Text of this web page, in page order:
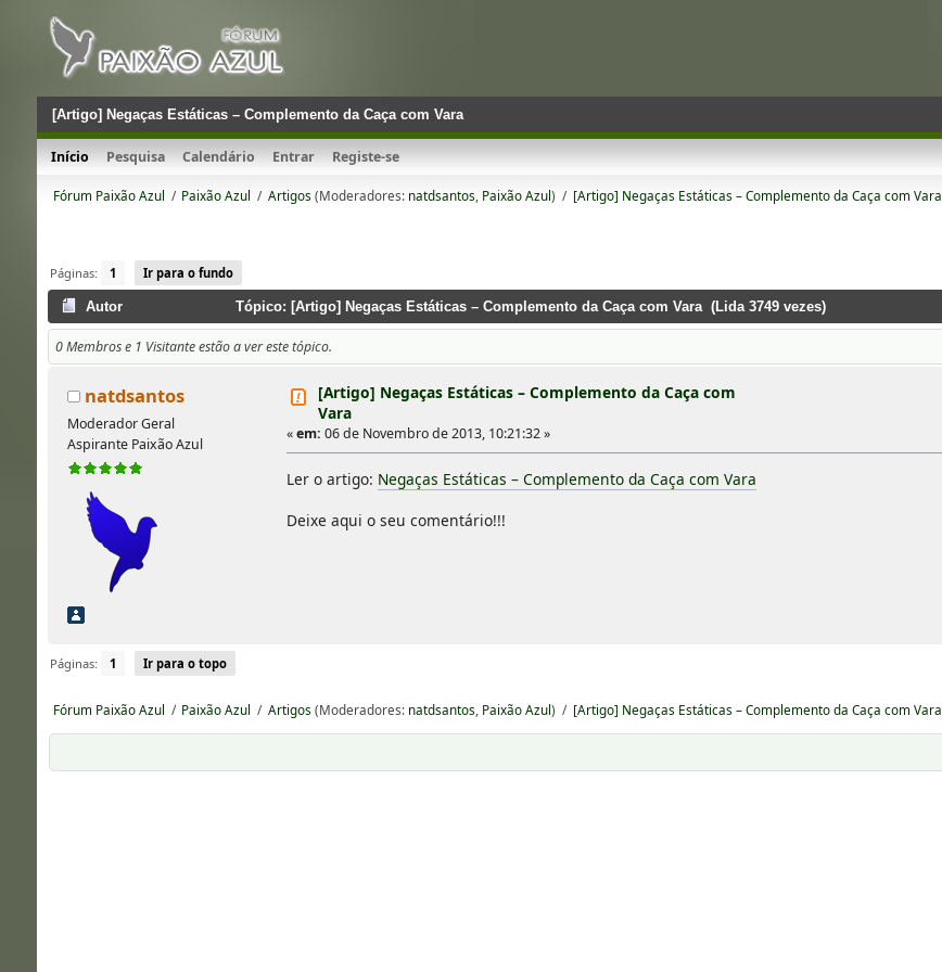
[Artigo] Negaças Estáticas – Complemento da Caça com Vara
Início Pesquisa Calendário Entrar Registe-se
Fórum Paixão Azul / Paixão Azul / Artigos (Moderadores: natdsantos Paixão Azul) / [Artigo] Negaças Estáticas – Complemento da Caça com Vara
Páginas: 1 Ir para o fundo
Autor Tópico: [Artigo] Negaças Estáticas – Complemento da Caça com Vara (Lida 3749 vezes)
0 Membros e 1 Visitante estão a ver este tópico.
natdsantos
Moderador Geral
Aspirante Paixão Azul
[Artigo] Negaças Estáticas – Complemento da Caça com
Vara
«em: 06 de Novembro de 2013, 10:21:32 »
Ler o artigo: Negaças Estáticas – Complemento da Caça com Vara
Deixe aqui o seu comentário!!!
Páginas: 1 Ir para o topo
Fórum Paixão Azul / Paixão Azul / Artigos (Moderadores: natdsantos Paixão Azul) / [Artigo] Negaças Estáticas – Complemento da Caça com Vara